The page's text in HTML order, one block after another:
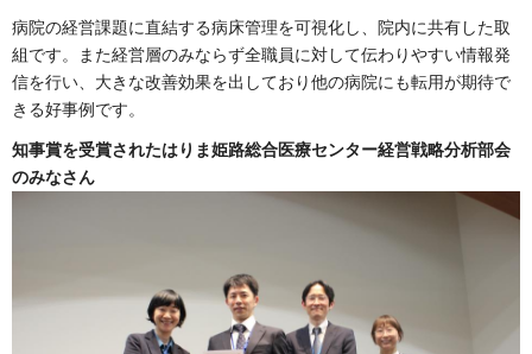
病院の経営課題に直結する病床管理を可視化し、院内に共有した取
組です。また経営層のみならず全職員に対して伝わりやすい情報発
信を行い、大きな改善効果を出しており他の病院にも転用が期待で
きる好事例です。
知事賞を受賞されたはりま姫路総合医療センター経営戦略分析部会
のみなさん